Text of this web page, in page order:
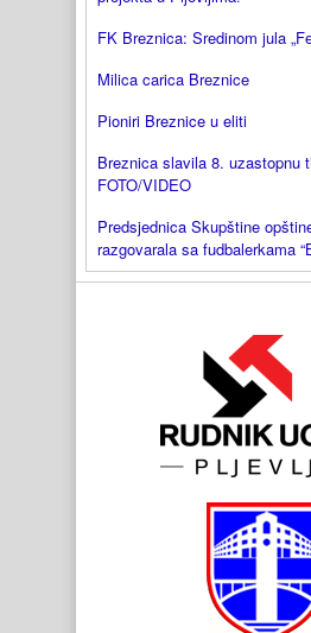
FK Breznica: Sredinom jula
Milica carica Breznice
Pioniri Breznice u eliti
Breznica slavila 8. uzastopnu
FOTO/VIDEO
Predsjednica Skupštine
razgovarala sa fudbalerkama